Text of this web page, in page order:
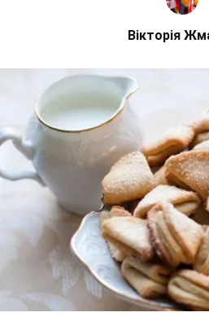
Вікторія